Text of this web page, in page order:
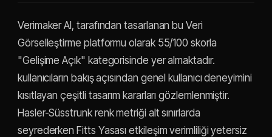
Verimaker AI, tarafından tasarlanan bu Veri
Görselleştirme platformu olarak 55/100 skorla
"Gelişime Açık" kategorisinde yer almaktadır.
kullanıcıların bakış açısından genel kullanıcı deneyimini
kısıtlayan çeşitli tasarım kararları gözlemlenmiştir.
Hasler-Süsstrunk renk metriği alt sınırlarda
seyrederken Fitts Yasası etkileşim verimliliği yetersiz